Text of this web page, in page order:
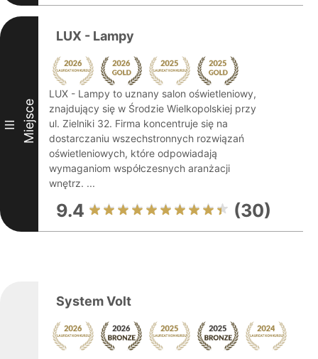
III Miejsce
LUX - Lampy
LUX - Lampy to uznany salon oświetleniowy,
znajdujący się w Środzie Wielkopolskiej przy
ul. Zielniki 32. Firma koncentruje się na
dostarczaniu wszechstronnych rozwiązań
oświetleniowych, które odpowiadają
wymaganiom współczesnych aranżacji
wnętrz. ...
9.4 (30)
System Volt